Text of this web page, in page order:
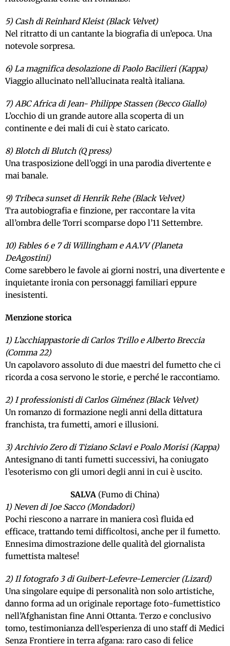
5) Cash di Reinhard Kleist (Black Velvet)
Nel ritratto di un cantante la biografia di un’epoca. Una
notevole sorpresa.
6) La magnifica desolazione di Paolo Bacilieri (Kappa)
Viaggio allucinato nell’allucinata realtà italiana.
7) ABC Africa di Jean- Philippe Stassen (Becco Giallo)
L’occhio di un grande autore alla scoperta di un
continente e dei mali di cui è stato caricato.
8) Blotch di Blutch (Q press)
Una trasposizione dell’oggi in una parodia divertente e
mai banale.
9) Tribeca sunset di Henrik Rehe (Black Velvet)
Tra autobiografia e finzione, per raccontare la vita
all’ombra delle Torri scomparse dopo l’11 Settembre.
10) Fables 6 e 7 di Willingham e AA.VV (Planeta
DeAgostini)
Come sarebbero le favole ai giorni nostri, una divertente e
inquietante ironia con personaggi familiari eppure
inesistenti.
Menzione storica
1) L’acchiappastorie di Carlos Trillo e Alberto Breccia
(Comma 22)
Un capolavoro assoluto di due maestri del fumetto che ci
ricorda a cosa servono le storie, e perché le raccontiamo.
2) I professionisti di Carlos Giménez (Black Velvet)
Un romanzo di formazione negli anni della dittatura
franchista, tra fumetti, amori e illusioni.
3) Archivio Zero di Tiziano Sclavi e Poalo Morisi (Kappa)
Antesignano di tanti fumetti successivi, ha coniugato
l’esoterismo con gli umori degli anni in cui è uscito.
SALVA (Fumo di China)
1) Neven di Joe Sacco (Mondadori)
Pochi riescono a narrare in maniera così fluida ed
efficace, trattando temi difficoltosi, anche per il fumetto.
Ennesima dimostrazione delle qualità del giornalista
fumettista maltese!
2) Il fotografo 3 di Guibert-Lefevre-Lemercier (Lizard)
Una singolare equipe di personalità non solo artistiche,
danno forma ad un originale reportage foto-fumettistico
nell’Afghanistan fine Anni Ottanta. Terzo e conclusivo
tomo, testimonianza dell’esperienza di uno staff di Medici
Senza Frontiere in terra afgana: raro caso di felice